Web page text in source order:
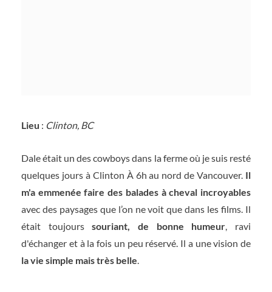
Lieu : Clinton, BC
Dale était un des cowboys dans la ferme où je suis resté
quelques jours à Clinton À 6h au nord de Vancouver. Il
m'a emmenée faire des balades à cheval incroyables
avec des paysages que l’on ne voit que dans les films. Il
était toujourssouriant, de bonne humeur , ravi
d'échanger et à la fois un peu réservé. Il a une vision de
la vie simple mais très belle